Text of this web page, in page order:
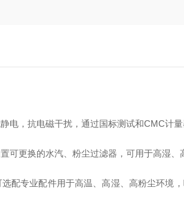
电，抗电磁干扰，通过国标测试和CMC计
可更换的水汽、粉尘过滤器，可用于高湿
配专业配件用于高温、高湿、高粉尘环境